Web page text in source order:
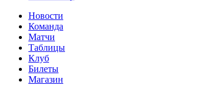
Новости
Команда
Матчи
Таблицы
Клуб
Билеты
Магазин